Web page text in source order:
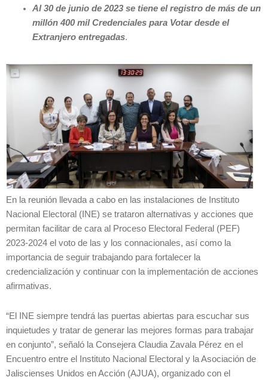
Al 30 de junio de 2023 se tiene el registro de más de un
millón 400 mil Credenciales para Votar desde el
Extranjero entregadas.
En la reunión llevada a cabo en las instalaciones de Instituto
Nacional Electoral (INE) se trataron alternativas y acciones que
permitan facilitar de cara al Proceso Electoral Federal (PEF)
2023-2024 el voto de las y los connacionales, así como la
importancia de seguir trabajando para fortalecer la
credencialización y continuar con la implementación de acciones
afirmativas.
“El INE siempre tendrá las puertas abiertas para escuchar sus
inquietudes y tratar de generar las mejores formas para trabajar
en conjunto”, señaló la Consejera Claudia Zavala Pérez en el
Encuentro entre el Instituto Nacional Electoral y la Asociación de
Jaliscienses Unidos en Acción (AJUA), organizado con el